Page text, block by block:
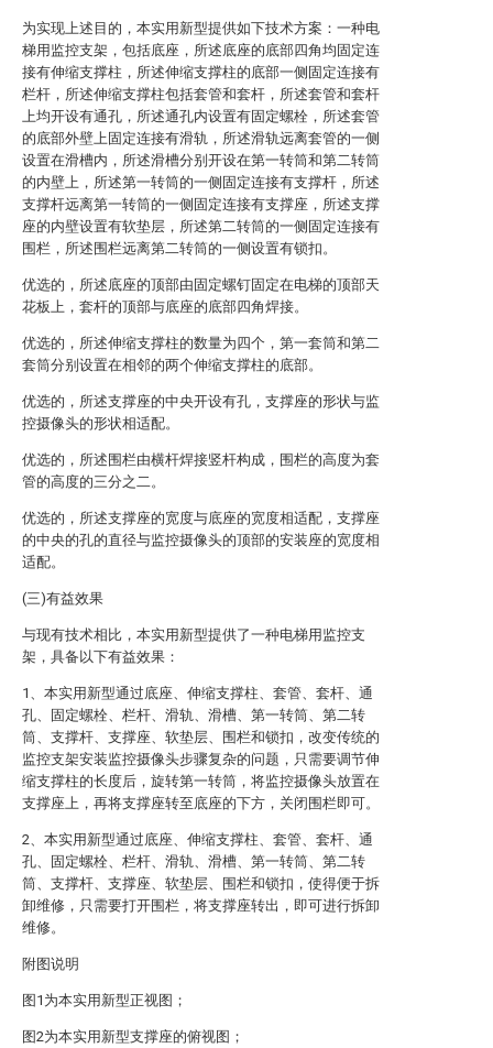
为实现上述目的，本实用新型提供如下技术方案：一种电
梯用监控支架，包括底座，所述底座的底部四角均固定连
接有伸缩支撑柱，所述伸缩支撑柱的底部一侧固定连接有
栏杆，所述伸缩支撑柱包括套管和套杆，所述套管和套杆
上均开设有通孔，所述通孔内设置有固定螺栓，所述套管
的底部外壁上固定连接有滑轨，所述滑轨远离套管的一侧
设置在滑槽内，所述滑槽分别开设在第一转筒和第二转筒
的内壁上，所述第一转筒的一侧固定连接有支撑杆，所述
支撑杆远离第一转筒的一侧固定连接有支撑座，所述支撑
座的内壁设置有软垫层，所述第二转筒的一侧固定连接有
围栏，所述围栏远离第二转筒的一侧设置有锁扣。
优选的，所述底座的顶部由固定螺钉固定在电梯的顶部天
花板上，套杆的顶部与底座的底部四角焊接。
优选的，所述伸缩支撑柱的数量为四个，第一套筒和第二
套筒分别设置在相邻的两个伸缩支撑柱的底部。
优选的，所述支撑座的中央开设有孔，支撑座的形状与监
控摄像头的形状相适配。
优选的，所述围栏由横杆焊接竖杆构成，围栏的高度为套
管的高度的三分之二。
优选的，所述支撑座的宽度与底座的宽度相适配，支撑座
的中央的孔的直径与监控摄像头的顶部的安装座的宽度相
适配。
(三)有益效果
与现有技术相比，本实用新型提供了一种电梯用监控支
架，具备以下有益效果：
1、本实用新型通过底座、伸缩支撑柱、套管、套杆、通
孔、固定螺栓、栏杆、滑轨、滑槽、第一转筒、第二转
筒、支撑杆、支撑座、软垫层、围栏和锁扣，改变传统的
监控支架安装监控摄像头步骤复杂的问题，只需要调节伸
缩支撑柱的长度后，旋转第一转筒，将监控摄像头放置在
支撑座上，再将支撑座转至底座的下方，关闭围栏即可。
2、本实用新型通过底座、伸缩支撑柱、套管、套杆、通
孔、固定螺栓、栏杆、滑轨、滑槽、第一转筒、第二转
筒、支撑杆、支撑座、软垫层、围栏和锁扣，使得便于拆
卸维修，只需要打开围栏，将支撑座转出，即可进行拆卸
维修。
附图说明
图1为本实用新型正视图；
图2为本实用新型支撑座的俯视图；